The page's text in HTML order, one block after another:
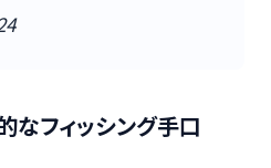
なフィッシング手口